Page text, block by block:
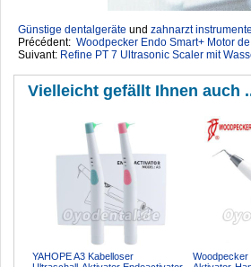
Günstige dentalgeräte ‎ und zahnarzt
Précédent: Woodpecker Endo Smart+ Motor
Suivant: Refine PT 7 Ultrasonic Scaler mit
Vielleicht gefällt Ihnen auch
YAHOPE A3 Kabelloser
Woodpecker